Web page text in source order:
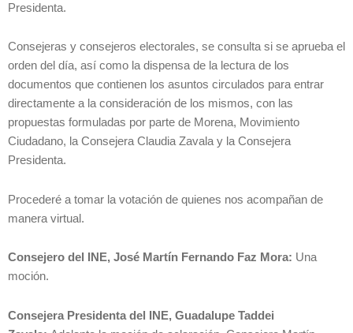
Presidenta.
Consejeras y consejeros electorales, se consulta si se aprueba el
orden del día, así como la dispensa de la lectura de los
documentos que contienen los asuntos circulados para entrar
directamente a la consideración de los mismos, con las
propuestas formuladas por parte de Morena, Movimiento
Ciudadano, la Consejera Claudia Zavala y la Consejera
Presidenta.
Procederé a tomar la votación de quienes nos acompañan de
manera virtual.
Consejero del INE, José Martín Fernando Faz Mora: Una
moción.
Consejera Presidenta del INE, Guadalupe Taddei